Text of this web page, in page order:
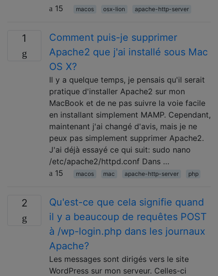
15
macos osx-lion apache-http-server
1
Comment puis-je supprimer
Apache2 que j'ai installé sous Mac
OS X?
Il y a quelque temps, je pensais qu'il serait
pratique d'installer Apache2 sur mon
MacBook et de ne pas suivre la voie facile
en installant simplement MAMP. Cependant,
maintenant j'ai changé d'avis, mais je ne
peux pas simplement supprimer Apache2.
J'ai déjà essayé ce qui suit: sudo nano
/etc/apache2/httpd.conf Dans …
15
macos mac apache-http-server php
2
Qu'est-ce que cela signifie quand
il y a beaucoup de requêtes POST
à ​​/wp-login.php dans les journaux
Apache?
Les messages sont dirigés vers le site
WordPress sur mon serveur. Celles-ci